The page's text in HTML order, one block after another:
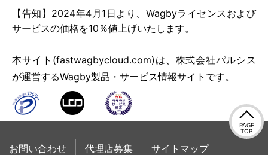
【告知】2024年4月1日より、Wagbyライセンスおよび
サービスの価格を10％値上げいたします。
本サイト(fastwagbycloud.com)は、株式会社パルシス
が運営するWagby製品・サービス情報サイトです。
お問い合わせ 代理店募集
サイトマップ
PAGE
TOP